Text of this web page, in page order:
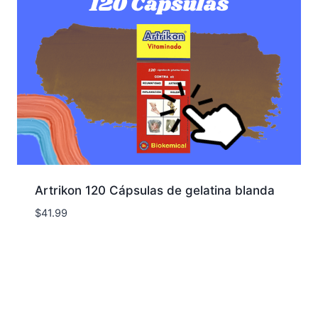
Artrikon 120 Cápsulas de gelatina blanda
$41.99